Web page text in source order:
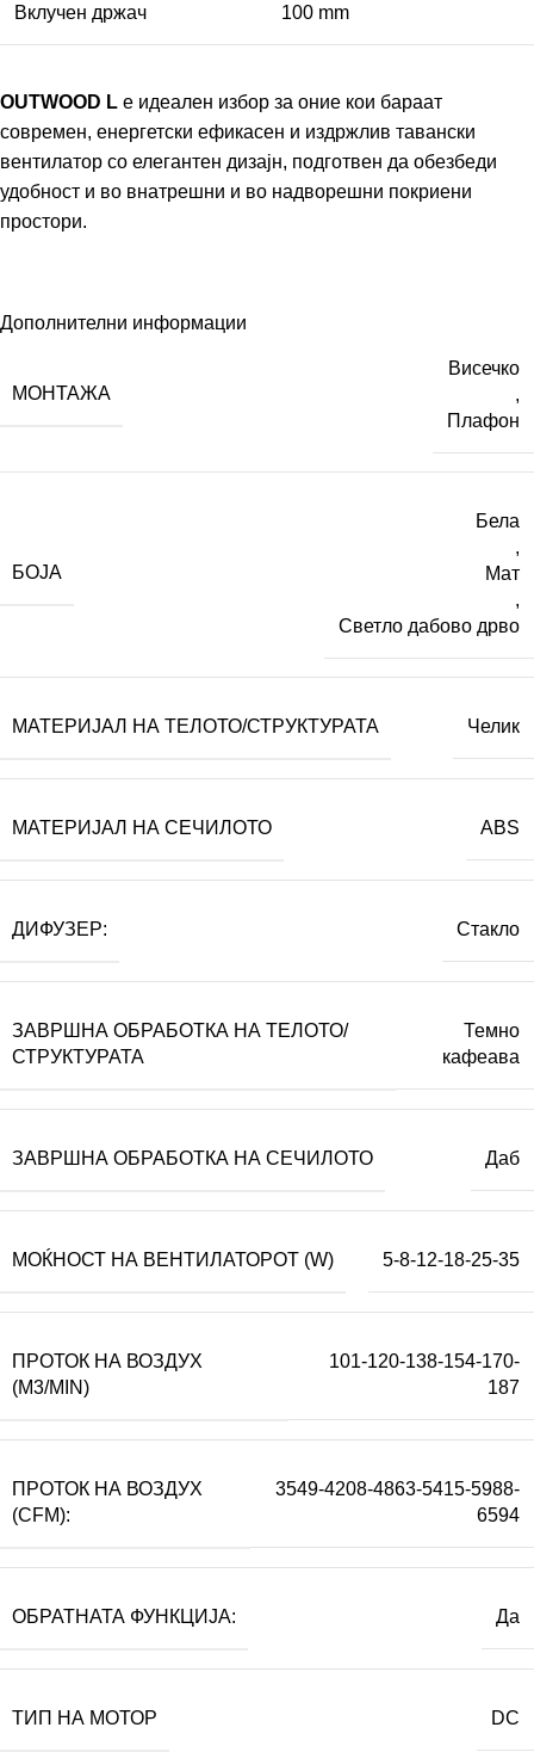
Вклучен држач 100 mm
OUTWOOD L е идеален избор за оние кои бараат
современ, енергетски ефикасен и издржлив тавански
вентилатор со елегантен дизајн, подготвен да обезбеди
удобност и во внатрешни и во надворешни покриени
простори.
Дополнителни информации
МОНТАЖА
Висечко
,
Плафон
БОЈА
Бела
,
Мат
,
Светло дабово дрво
МАТЕРИЈАЛ НА ТЕЛОТО/СТРУКТУРАТА Челик
МАТЕРИЈАЛ НА СЕЧИЛОТО ABS
ДИФУЗЕР: Стакло
ЗАВРШНА ОБРАБОТКА НА ТЕЛОТО/
СТРУКТУРАТА
Темно
кафеава
ЗАВРШНА ОБРАБОТКА НА СЕЧИЛОТО Даб
МОЌНОСТ НА ВЕНТИЛАТОРОТ (W) 5-8-12-18-25-35
ПРОТОК НА ВОЗДУХ
(M3/MIN)
101-120-138-154-170-
187
ПРОТОК НА ВОЗДУХ
(CFM):
3549-4208-4863-5415-5988-
6594
ОБРАТНАТА ФУНКЦИЈА: Да
ТИП НА МОТОР DC